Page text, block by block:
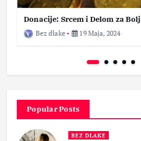
Donacije: Srcem i Delom za
Bez dlake
19 Maja, 2024
Popular Posts
BEZ DLAKE